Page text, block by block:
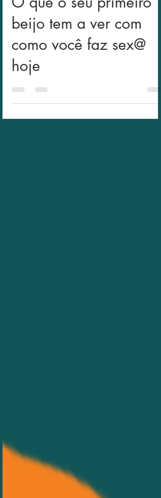
25 de jul. de 2023
2 min de leitura
O que o seu primeiro
beijo tem a ver com
como você faz sex@
hoje